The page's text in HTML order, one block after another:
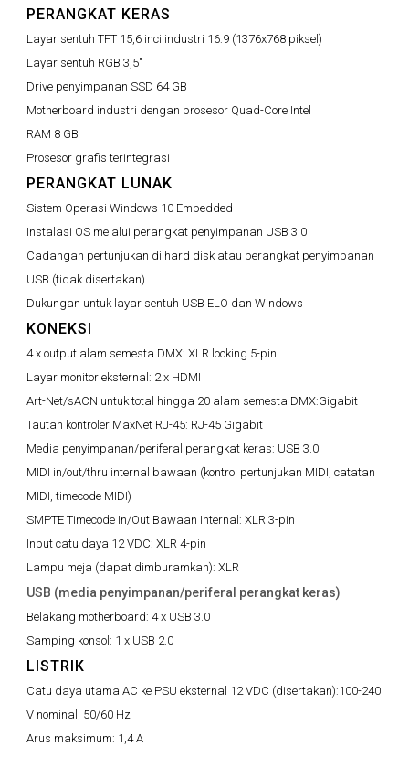
PERANGKAT KERAS
Layar sentuh TFT 15,6 inci industri 16:9 (1376x768 piksel)
Layar sentuh RGB 3,5"
Drive penyimpanan SSD 64 GB
Motherboard industri dengan prosesor Quad-Core Intel
RAM 8 GB
Prosesor grafis terintegrasi
PERANGKAT LUNAK
Sistem Operasi Windows 10 Embedded
Instalasi OS melalui perangkat penyimpanan USB 3.0
Cadangan pertunjukan di hard disk atau perangkat penyimpanan
USB (tidak disertakan)
Dukungan untuk layar sentuh USB ELO dan Windows
KONEKSI
4 x output alam semesta DMX: XLR locking 5-pin
Layar monitor eksternal: 2 x HDMI
Art-Net/sACN untuk total hingga 20 alam semesta DMX:Gigabit
Tautan kontroler MaxNet RJ-45: RJ-45 Gigabit
Media penyimpanan/periferal perangkat keras: USB 3.0
MIDI in/out/thru internal bawaan (kontrol pertunjukan MIDI, catatan
MIDI, timecode MIDI)
SMPTE Timecode In/Out Bawaan Internal: XLR 3-pin
Input catu daya 12 VDC: XLR 4-pin
Lampu meja (dapat dimburamkan): XLR
USB (media penyimpanan/periferal perangkat keras)
Belakang motherboard: 4 x USB 3.0
Samping konsol: 1 x USB 2.0
LISTRIK
Catu daya utama AC ke PSU eksternal 12 VDC (disertakan):100-240
V nominal, 50/60 Hz
Arus maksimum: 1,4 A